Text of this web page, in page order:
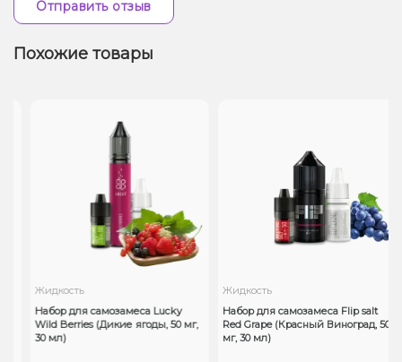
Отправить отзыв
Похожие товары
Жидкость
Набор для самозамеса Lucky
Wild Berries (Дикие ягоды, 50 мг,
30 мл)
Жидкость
Набор для самозамеса Flip salt
Red Grape (Красный Виноград, 50
мг, 30 мл)